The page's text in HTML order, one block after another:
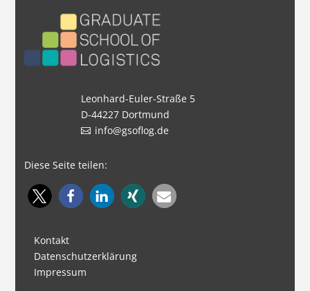
Leonhard-Euler-Straße 5
D-44227 Dortmund
info@gsoflog.de
Diese Seite teilen:
Kontakt
Datenschutzerklärung
Impressum